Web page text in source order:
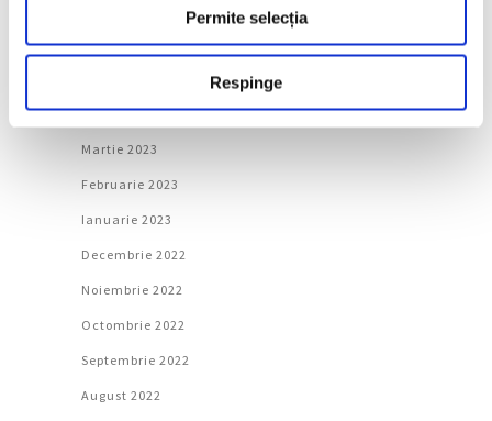
Permite selecția
Respinge
Iunie 2023
Aprilie 2023
Martie 2023
Februarie 2023
Ianuarie 2023
Decembrie 2022
Noiembrie 2022
Octombrie 2022
Septembrie 2022
August 2022